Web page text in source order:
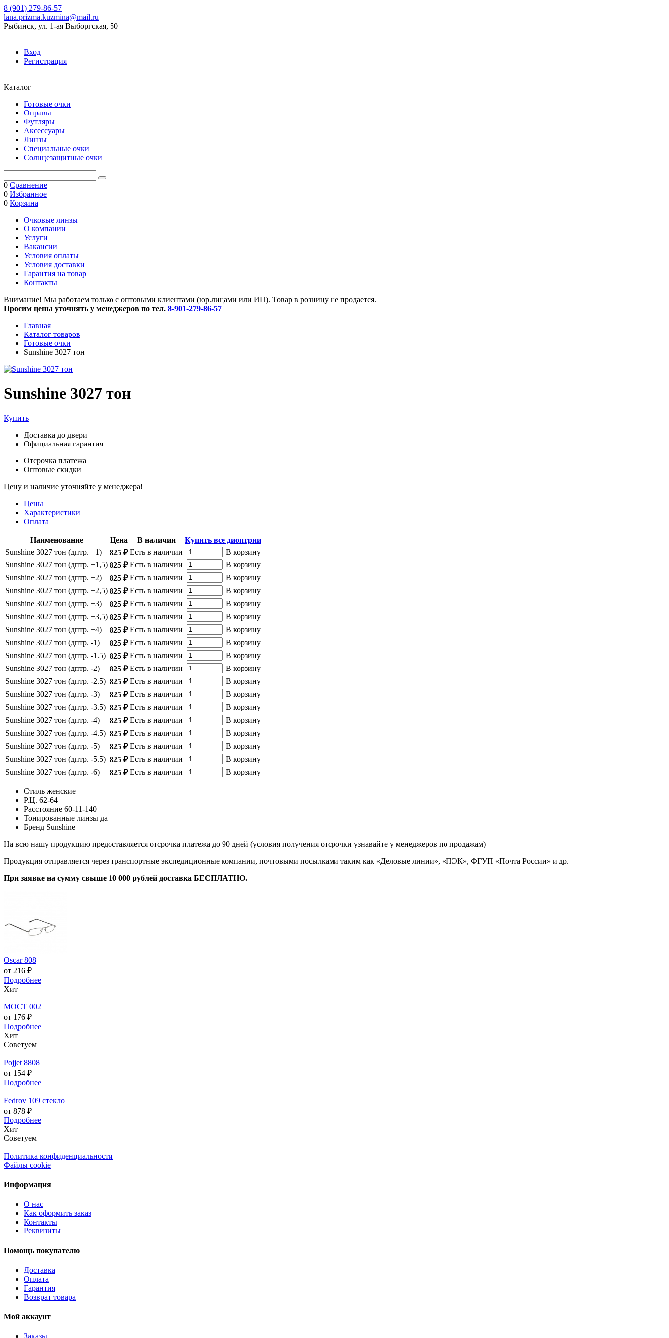
8 (901) 279-86-57
lana.prizma.kuzmina@mail.ru
Рыбинск, ул. 1-ая Выборгская, 50
Вход
Регистрация
Каталог
Готовые очки
Оправы
Футляры
Аксессуары
Линзы
Специальные очки
Солнцезащитные очки
0 Сравнение
0 Избранное
0 Корзина
Очковые линзы
O компании
Услуги
Вакансии
Условия оплаты
Условия доставки
Гарантия на товар
Контакты
Внимание! Мы работаем только с оптовыми клиентами (юр.лицами или ИП). Товар в розницу не продается.
Просим цены уточнять у менеджеров по тел. 8-901-279-86-57
Главная
Каталог товаров
Готовые очки
Sunshine 3027 тон
Sunshine 3027 тон
Купить
Доставка до двери
Официальная гарантия
Отсрочка платежа
Оптовые скидки
Цену и наличие уточняйте у менеджера!
Цены
Характеристики
Оплата
Наименование Цена В наличии
Купить все диоптрии
Sunshine 3027 тон (дптр. +1)
825 ₽ Есть в наличии
В корзину
Sunshine 3027 тон (дптр. +1,5) 825 ₽ Есть в наличии
В корзину
Sunshine 3027 тон (дптр. +2)
825 ₽ Есть в наличии
В корзину
Sunshine 3027 тон (дптр. +2,5) 825 ₽ Есть в наличии
В корзину
Sunshine 3027 тон (дптр. +3)
825 ₽ Есть в наличии
В корзину
Sunshine 3027 тон (дптр. +3,5) 825 ₽ Есть в наличии
В корзину
Sunshine 3027 тон (дптр. +4)
825 ₽ Есть в наличии
В корзину
Sunshine 3027 тон (дптр. -1)
825 ₽ Есть в наличии
В корзину
Sunshine 3027 тон (дптр. -1.5) 825 ₽ Есть в наличии
В корзину
Sunshine 3027 тон (дптр. -2)
825 ₽ Есть в наличии
В корзину
Sunshine 3027 тон (дптр. -2.5) 825 ₽ Есть в наличии
В корзину
Sunshine 3027 тон (дптр. -3)
825 ₽ Есть в наличии
В корзину
Sunshine 3027 тон (дптр. -3.5) 825 ₽ Есть в наличии
В корзину
Sunshine 3027 тон (дптр. -4)
825 ₽ Есть в наличии
В корзину
Sunshine 3027 тон (дптр. -4.5) 825 ₽ Есть в наличии
В корзину
Sunshine 3027 тон (дптр. -5)
825 ₽ Есть в наличии
В корзину
Sunshine 3027 тон (дптр. -5.5) 825 ₽ Есть в наличии
В корзину
Sunshine 3027 тон (дптр. -6)
825 ₽ Есть в наличии В корзину
Стиль женские
Р.Ц. 62-64
Расстояние 60-11-140
Тонированные линзы да
Бренд Sunshine
На всю нашу продукцию предоставляется отсрочка платежа до 90 дней (условия получения отсрочки узнавайте у менеджеров по продажам)
Продукция отправляется через транспортные экспедиционные компании, почтовыми посылками таким как «Деловые линии», «ПЭК», ФГУП «Почта России» и др.
При заявке на сумму свыше 10 000 рублей доставка БЕСПЛАТНО.
Oscar 808
от 216 ₽
Подробнее
Хит
МОСТ 002
от 176 ₽
Подробнее
Хит
Советуем
Pojjet 8808
от 154 ₽
Подробнее
Fedrov 109 стекло
от 878 ₽
Подробнее
Хит
Советуем
Политика конфиденциальности
Файлы cookie
Информация
О нас
Как оформить заказ
Контакты
Реквизиты
Помощь покупателю
Доставка
Оплата
Гарантия
Возврат товара
Мой аккаунт
Заказы